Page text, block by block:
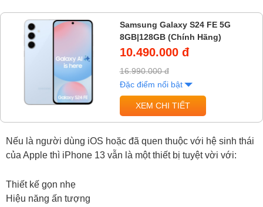
Samsung Galaxy S24 FE 5G
8GB|128GB (Chính Hãng)
10.490.000 đ
16.990.000 đ
Đặc điểm nổi bật
XEM CHI TIẾT
Nếu là người dùng iOS hoặc đã quen thuộc với hệ sinh thái
của Apple thì iPhone 13 vẫn là một thiết bị tuyệt vời với:
Thiết kế gọn nhẹ
Hiệu năng ấn tượng